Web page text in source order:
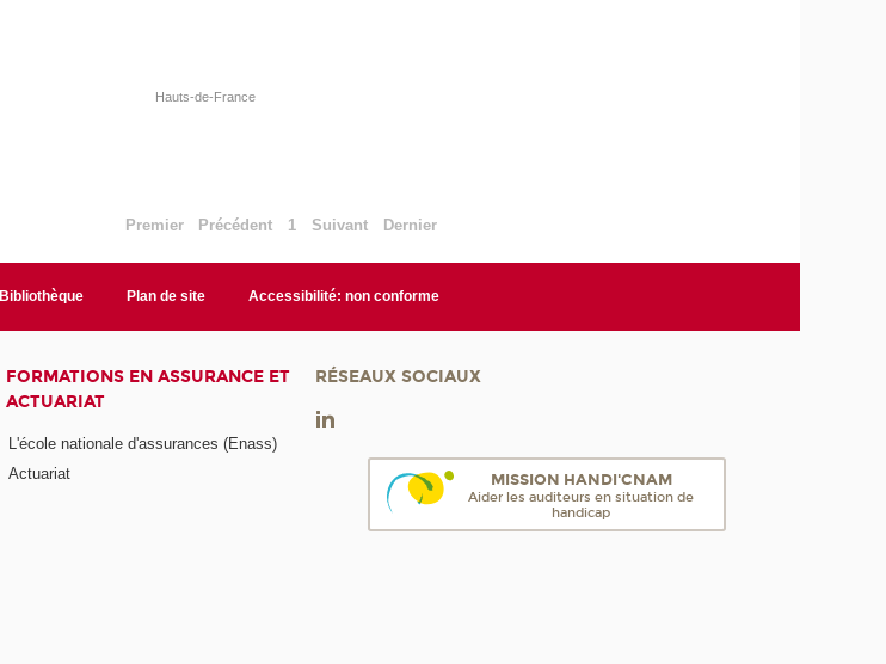
Hauts-de-France
Premier Précédent 1 Suivant Dernier
Bibliothèque Plan de site Accessibilité: non conforme
FORMATIONS EN ASSURANCE ET
ACTUARIAT
L'école nationale d'assurances (Enass)
Actuariat
RÉSEAUX SOCIAUX
MISSION HANDI'CNAM
Aider les auditeurs en situation de
handicap